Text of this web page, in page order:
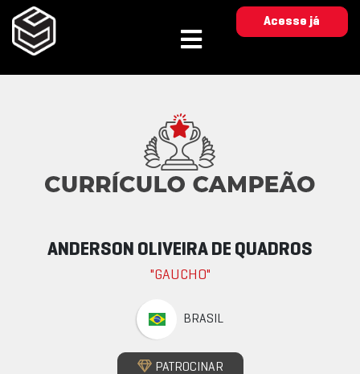
Acesse já
ANDERSON OLIVEIRA DE QUADROS
"GAUCHO"
BRASIL
PATROCINAR